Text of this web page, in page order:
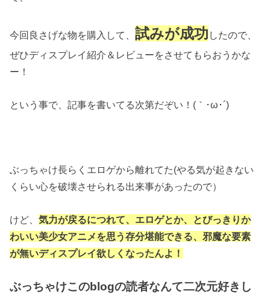
今回良さげな物を購入して、試みが成功 したので、
ぜひディスプレイ紹介＆レビューをさせてもらおうかな
ー！
という事で、記事を書いてる次第だぞい！(｀･ω･´)ゞ
ぶっちゃけ長らくエロゲから離れてた(やる気が起きない
くらい心を破壊させられる出来事があったので）
けど、気力が戻るにつれて、エロゲとか、とびっきりか
わいい美少女アニメを思う存分堪能できる、邪魔な要素
が無いディスプレイ欲しくなったんよ！
ぶっちゃけこのblogの読者なんて二次元好きし